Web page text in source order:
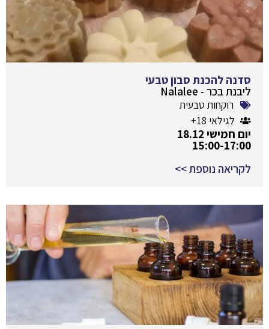
סדנה להכנת סבון טבעי
ליבנת בכר - Nalalee
רוקחות טבעית
לגילאי 18+
יום חמישי 18.12
15:00-17:00
לקריאה נוספת >>